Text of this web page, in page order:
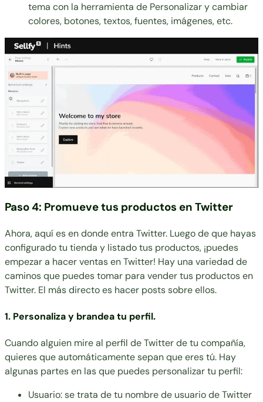
tema con la herramienta de Personalizar y cambiar
colores, botones, textos, fuentes, imágenes, etc.
Paso 4: Promueve tus productos en Twitter
Ahora, aquí es en donde entra Twitter. Luego de que hayas
configurado tu tienda y listado tus productos, ¡puedes
empezar a hacer ventas en Twitter! Hay una variedad de
caminos que puedes tomar para vender tus productos en
Twitter. El más directo es hacer posts sobre ellos.
1. Personaliza y brandea tu perfil.
Cuando alguien mire al perfil de Twitter de tu compañía,
quieres que automáticamente sepan que eres tú. Hay
algunas partes en las que puedes personalizar tu perfil:
Usuario: se trata de tu nombre de usuario de Twitter